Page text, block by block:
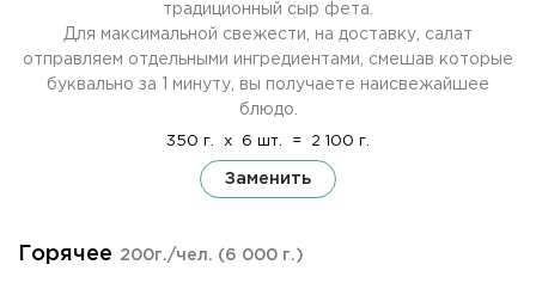
традиционный сыр фета.
Для максимальной свежести, на доставку, салат
отправляем отдельными ингредиентами, смешав которые
буквально за 1 минуту, вы получаете наисвежайшее
блюдо.
350 г. x 6 шт. = 2 100 г.
Заменить
Горячее 200г./чел. (6 000 г.)